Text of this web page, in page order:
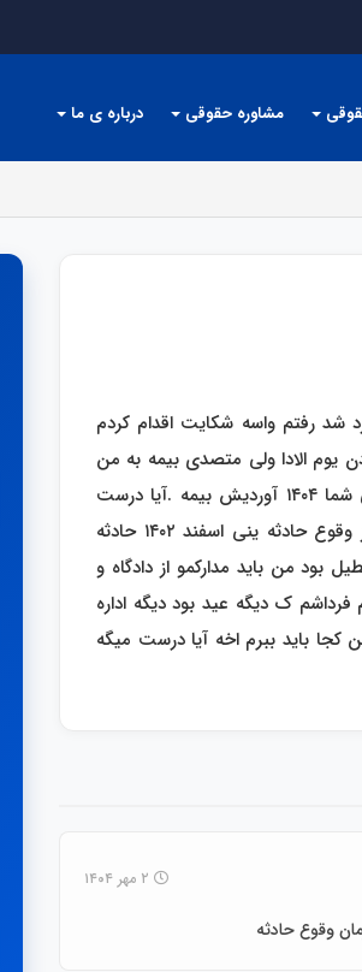
مشاوره حقوقی درباره ی ما
عمد وارد شد رفتم واسه شکایت اقدام کردم
ک دیه منو زدن یوم الادا ولی متصدی بیمه به من
گفت یوم الادا تعلق نمیگیره چون رای شما ۲۸ـ۲۹ اسفند ۱۴۰۳ اومده ولی شما ۱۴۰۴ آوردیش بیمه .آیا درست
میگن ؟ در ضمن تو رای هم نوشته تاریخ پرداخت دیه تا دو سال بعد از وقوع حادثه ینی اسفند ۱۴۰۲ حادثه
بود من باید مدارکمو از دادگاه و
ک دیگه عید بود دیگه اداره
کجا باید ببرم اخه آیا درست میگه
وقوع حادثه